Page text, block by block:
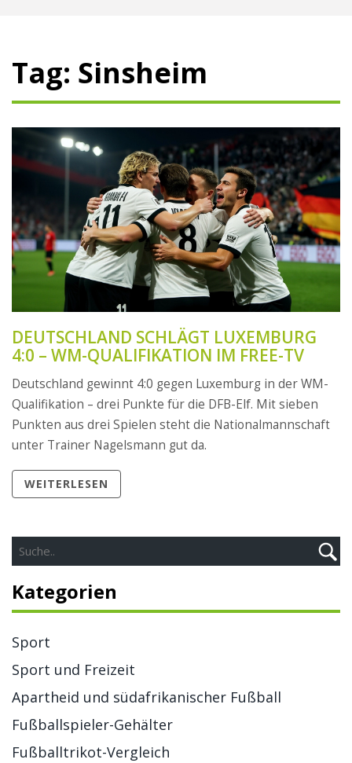
Tag: Sinsheim
DEUTSCHLAND SCHLÄGT LUXEMBURG
4:0 – WM-QUALIFIKATION IM FREE-TV
Deutschland gewinnt 4:0 gegen Luxemburg in der WM-
Qualifikation – drei Punkte für die DFB-Elf. Mit sieben
Punkten aus drei Spielen steht die Nationalmannschaft
unter Trainer Nagelsmann gut da.
WEITERLESEN
Kategorien
Sport
Sport und Freizeit
Apartheid und südafrikanischer Fußball
Fußballspieler-Gehälter
Fußballtrikot-Vergleich